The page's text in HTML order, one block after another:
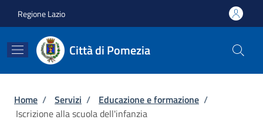
Regione Lazio
Città di Pomezia
Briciole di pane
Home / Servizi / Educazione e formazione /
Iscrizione alla scuola dell'infanzia